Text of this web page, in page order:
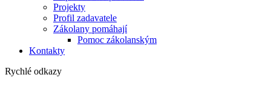
Projekty
Profil zadavatele
Zákolany pomáhají
Pomoc zákolanským
Kontakty
Rychlé odkazy